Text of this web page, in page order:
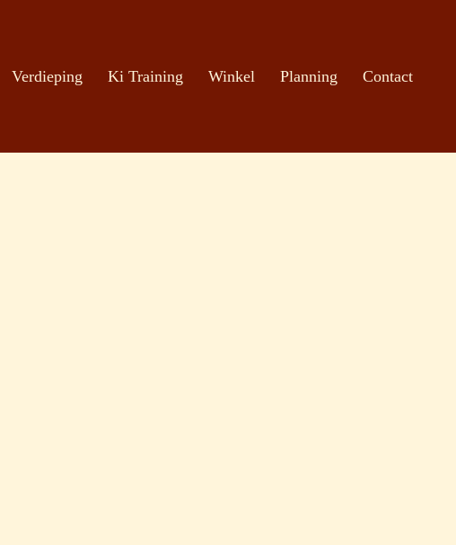
Verdieping Ki Training Winkel Planning Contact